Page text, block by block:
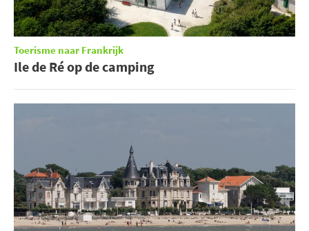
Toerisme naar Frankrijk
Ile de Ré op de camping